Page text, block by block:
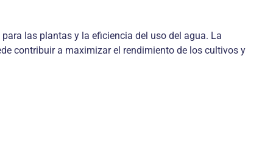
las plantas y la eficiencia del uso del agua. La
contribuir a maximizar el rendimiento de los cultivos y